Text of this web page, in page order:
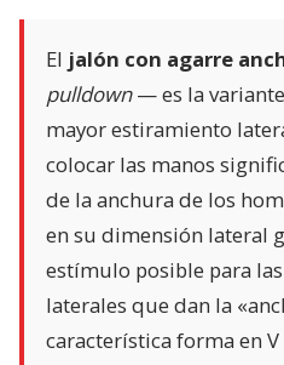
El jalón con agarre
pulldown— es la
mayor estiramiento
colocar las manos
de la anchura de los
en su dimensión lateral
estímulo posible para
laterales que dan la
característica forma en